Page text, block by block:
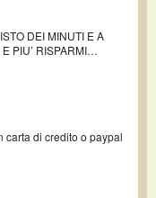
DEI MINUTI E A
E PIU’ RISPARMI…
carta di credito o paypal